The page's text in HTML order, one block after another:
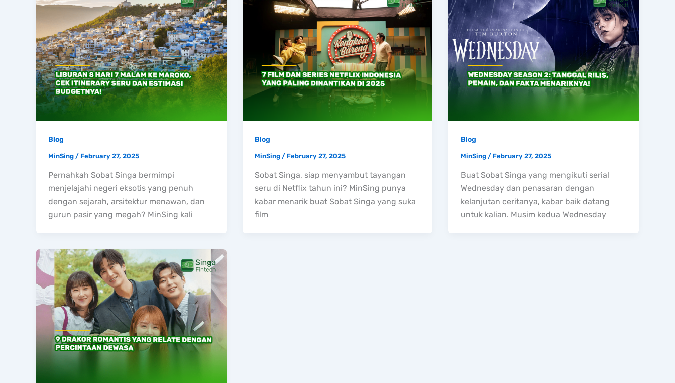
Blog
MinSing / February 27, 2025
Pernahkah Sobat Singa bermimpi
menjelajahi negeri eksotis yang penuh
dengan sejarah, arsitektur menawan, dan
gurun pasir yang megah? MinSing kali
Blog
MinSing / February 27, 2025
Sobat Singa, siap menyambut tayangan
seru di Netflix tahun ini? MinSing punya
kabar menarik buat Sobat Singa yang suka
film
Blog
MinSing/ February 27, 2025
Buat Sobat Singa yang mengikuti serial
Wednesday dan penasaran dengan
kelanjutan ceritanya, kabar baik datang
untuk kalian. Musim kedua Wednesday